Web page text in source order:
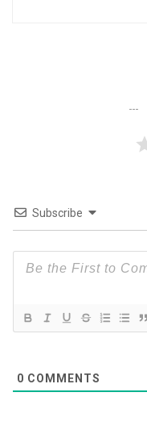
Subscribe
0 COMMENTS